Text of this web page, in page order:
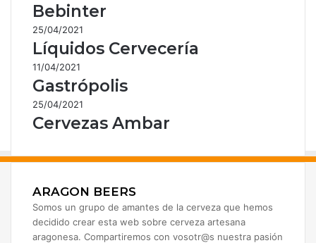
Bebinter
25/04/2021
Líquidos Cervecería
11/04/2021
Gastrópolis
25/04/2021
Cervezas Ambar
ARAGON BEERS
Somos un grupo de amantes de la cerveza que hemos
decidido crear esta web sobre cerveza artesana
aragonesa. Compartiremos con vosotr@s nuestra pasión